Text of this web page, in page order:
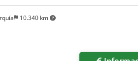
10.340 km